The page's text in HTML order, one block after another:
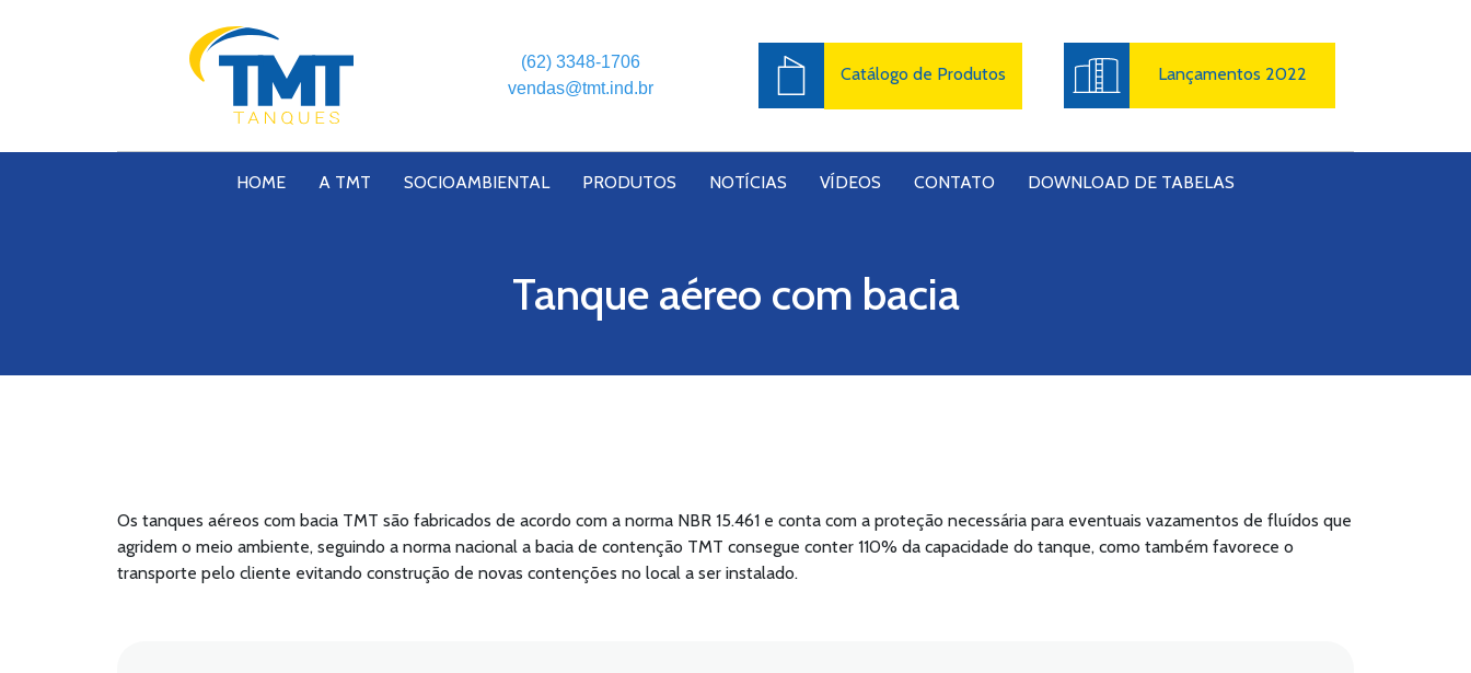
(62) 3348-1706
vendas@tmt.ind.br
Catálogo de Produtos Lançamentos 2022
HOME A TMT SOCIOAMBIENTAL PRODUTOS NOTÍCIAS VÍDEOS CONTATO DOWNLOAD DE TABELAS
Tanque aéreo com bacia
Os tanques aéreos com bacia TMT são fabricados de acordo com a norma NBR 15.461 e conta com a proteção necessária para eventuais vazamentos de fluídos que
agridem o meio ambiente, seguindo a norma nacional a bacia de contenção TMT consegue conter 110% da capacidade do tanque, como também favorece o
transporte pelo cliente evitando construção de novas contenções no local a ser instalado.